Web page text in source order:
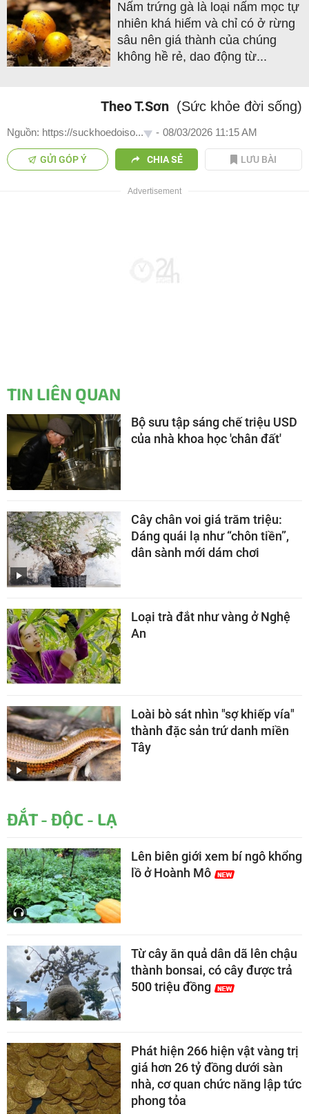
Nấm trứng gà là loại nấm mọc tự
nhiên khá hiếm và chỉ có ở rừng
sâu nên giá thành của chúng
không hề rẻ, dao động từ...
Theo T.Sơn (Sức khỏe đời sống)
Nguồn: https://suckhoedoiso... - 08/03/2026 11:15 AM
GỬI GÓP Ý CHIA SẺ LƯU BÀI
TIN LIÊN QUAN
Bộ sưu tập sáng chế triệu USD
của nhà khoa học 'chân đất'
Cây chân voi giá trăm triệu:
Dáng quái lạ như “chôn tiền”,
dân sành mới dám chơi
Loại trà đắt như vàng ở Nghệ
An
Loài bò sát nhìn "sợ khiếp vía"
thành đặc sản trứ danh miền
Tây
ĐẮT - ĐỘC - LẠ
Lên biên giới xem bí ngô khổng
lồ ở Hoành Mô
Từ cây ăn quả dân dã lên chậu
thành bonsai, có cây được trả
500 triệu đồng
Phát hiện 266 hiện vật vàng trị
giá hơn 26 tỷ đồng dưới sàn
nhà, cơ quan chức năng lập tức
phong tỏa